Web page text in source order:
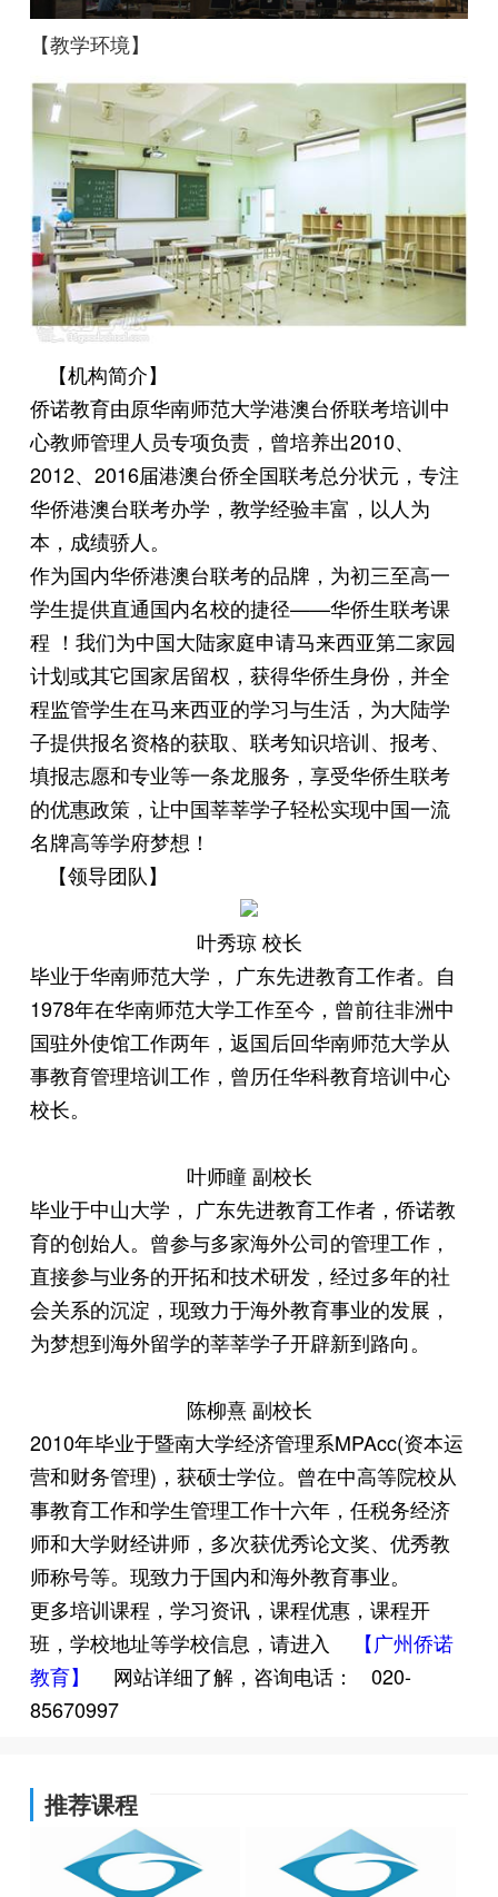
【教学环境】
【机构简介】
侨诺教育由原华南师范大学港澳台侨联考培训中
心教师管理人员专项负责，曾培养出2010、
2012、2016届港澳台侨全国联考总分状元，专注
华侨港澳台联考办学，教学经验丰富，以人为
本，成绩骄人。
作为国内华侨港澳台联考的品牌，为初三至高一
学生提供直通国内名校的捷径——华侨生联考课
程 ！我们为中国大陆家庭申请马来西亚第二家园
计划或其它国家居留权，获得华侨生身份，并全
程监管学生在马来西亚的学习与生活，为大陆学
子提供报名资格的获取、联考知识培训、报考、
填报志愿和专业等一条龙服务，享受华侨生联考
的优惠政策，让中国莘莘学子轻松实现中国一流
名牌高等学府梦想！
【领导团队】
叶秀琼 校长
毕业于华南师范大学， 广东先进教育工作者。自
1978年在华南师范大学工作至今，曾前往非洲中
国驻外使馆工作两年，返国后回华南师范大学从
事教育管理培训工作，曾历任华科教育培训中心
校长。
叶师瞳 副校长
毕业于中山大学， 广东先进教育工作者，侨诺教
育的创始人。曾参与多家海外公司的管理工作，
直接参与业务的开拓和技术研发，经过多年的社
会关系的沉淀，现致力于海外教育事业的发展，
为梦想到海外留学的莘莘学子开辟新到路向。
陈柳熹 副校长
2010年毕业于暨南大学经济管理系MPAcc(资本运
营和财务管理)，获硕士学位。曾在中高等院校从
事教育工作和学生管理工作十六年，任税务经济
师和大学财经讲师，多次获优秀论文奖、优秀教
师称号等。现致力于国内和海外教育事业。
更多培训课程，学习资讯，课程优惠，课程开
班，学校地址等学校信息，请进入
【广州侨诺
教育】
网站详细了解，咨询电话：
020-
85670997
推荐课程